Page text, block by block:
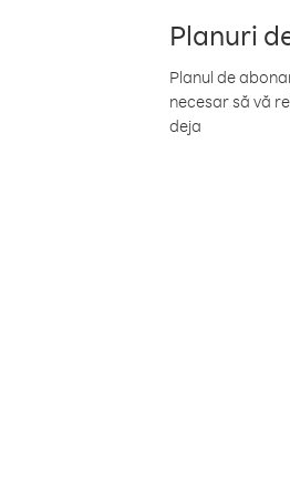
Planuri
Planul de
necesar să vă
deja